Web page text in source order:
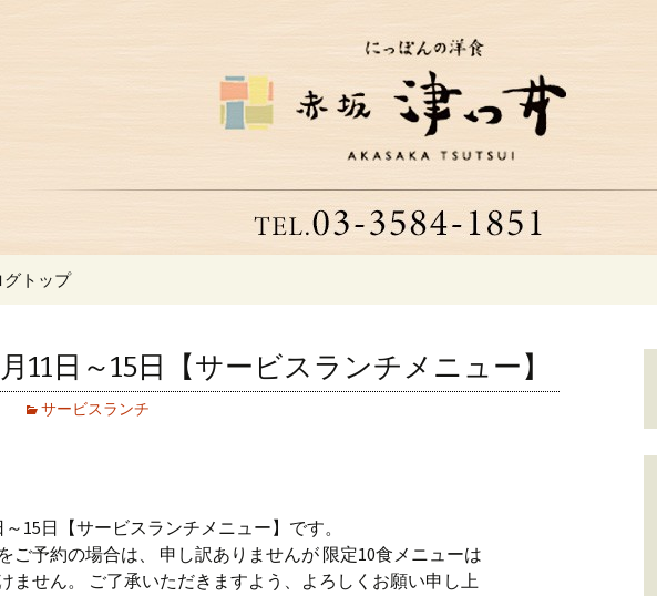
ある老舗洋食店「津
グトップ
11日～15日【サービスランチメニュー】
サービスランチ
～15日【サービスランチメニュー】です。
ご予約の場合は、 申し訳ありませんが 限定10食メニューは
ません。 ご了承いただきますよう、よろしくお願い申し上